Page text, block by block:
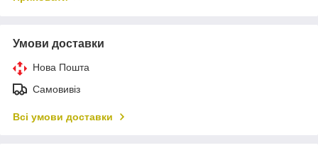
Умови доставки
Нова Пошта
Самовивіз
Всі умови доставки